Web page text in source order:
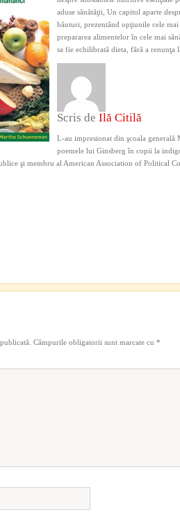
aduse sănătăţii, Un capitol aparte
băuturi, prezentând opţiunile cele
prepararea alimentelor în cele mai
sa fie echilibrată dieta, fără a renunţa
Scris de Ilă Citilă
L-au impresionat din şcoala generală
poemele lui Ginsberg în copii la
şi membru al American Association of Political
Câmpurile obligatorii sunt marcate cu *